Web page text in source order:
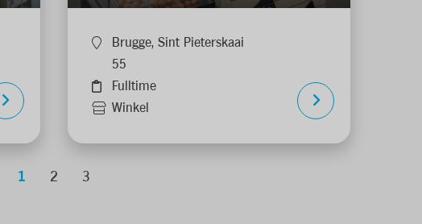
Brugge, Sint Pieterskaai
55
Fulltime
Winkel
1 2 3